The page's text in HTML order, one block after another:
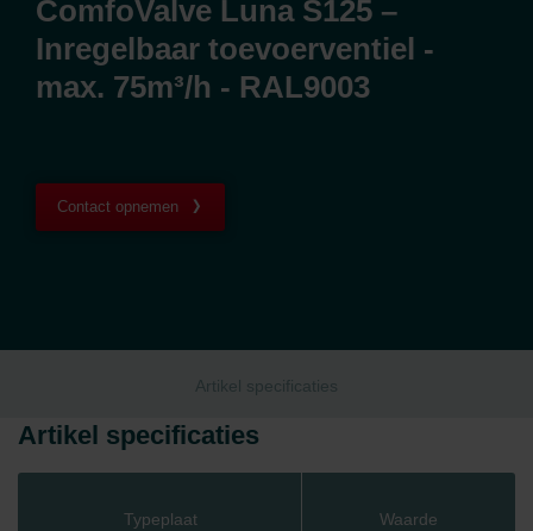
ComfoValve Luna S125 –
Inregelbaar toevoerventiel -
max. 75m³/h - RAL9003
Contact opnemen
Artikel specificaties
Artikel specificaties
Typeplaat Waarde